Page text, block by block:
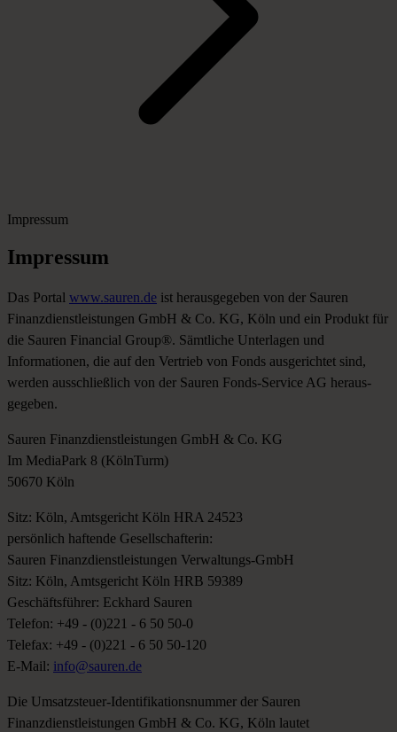
Impressum
Impressum
Das Portal www.sauren.de ist herausgegeben von der Sauren
Finanzdienstleistungen GmbH & Co. KG, Köln und ein Produkt für
die Sauren Financial Group®. Sämtliche Unterlagen und
Informationen, die auf den Vertrieb von Fonds ausgerichtet sind,
werden ausschließlich von der Sauren Fonds-Service AG heraus­
gegeben.
Sauren Finanzdienstleistungen GmbH & Co. KG
Im MediaPark 8 (KölnTurm)
50670 Köln
Sitz: Köln, Amtsgericht Köln HRA 24523
persönlich haftende Gesellschafterin:
Sauren Finanzdienstleistungen Verwaltungs-GmbH
Sitz: Köln, Amtsgericht Köln HRB 59389
Geschäftsführer: Eckhard Sauren
Telefon: +49 - (0)221 - 6 50 50-0
Telefax: +49 - (0)221 - 6 50 50-120
E-Mail: info@sauren.de
Die Umsatzsteuer-Identifikationsnummer der Sauren
Finanzdienstleistungen GmbH & Co. KG, Köln lautet